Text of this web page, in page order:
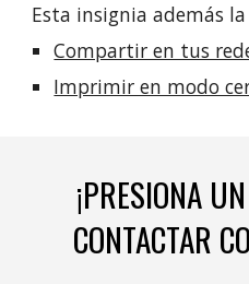
Esta insignia además la
Compartir en tus
Imprimir en modo
¡PRESIONA
CONTACTAR